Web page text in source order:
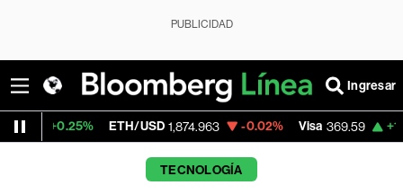
PUBLICIDAD
Ingresar
ETH/USD 1,874.963 -0.02% Visa 369.59 +1.07%
TECNOLOGÍA